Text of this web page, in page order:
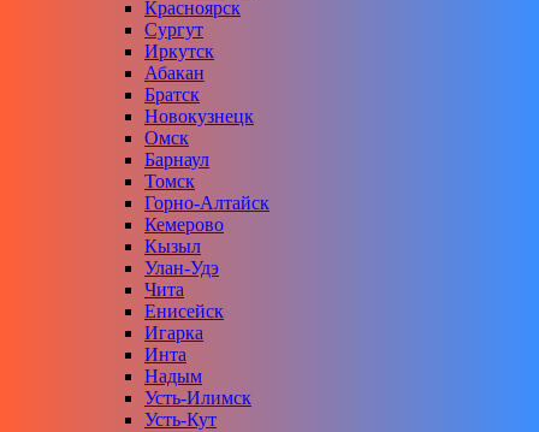
Красноярск
Сургут
Иркутск
Абакан
Братск
Новокузнецк
Омск
Барнаул
Томск
Горно-Алтайск
Кемерово
Кызыл
Улан-Удэ
Чита
Енисейск
Игарка
Инта
Надым
Усть-Илимск
Усть-Кут